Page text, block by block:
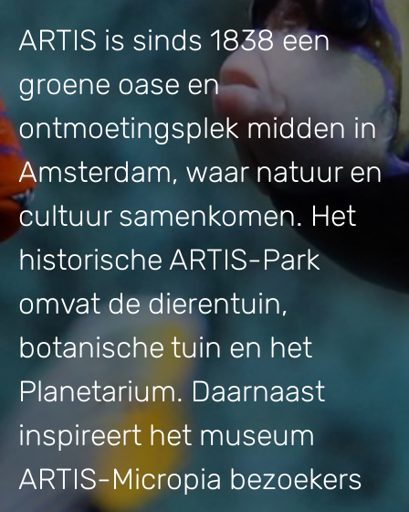
ARTIS is sinds 1838 een
groene oase en
ontmoetingsplek midden in
Amsterdam, waar natuur en
cultuur samenkomen. Het
historische ARTIS-Park
omvat de dierentuin,
botanische tuin en het
Planetarium. Daarnaast
inspireert het museum
ARTIS-Micropia bezoekers